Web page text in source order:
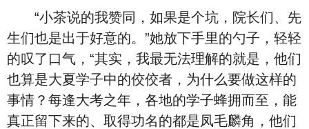
“小茶说的我赞同，如果是个坑，院长们、先
生们也是出于好意的。”她放下手里的勺子，轻轻
的叹了口气，“其实，我最无法理解的就是，他们
也算是大夏学子中的佼佼者，为什么要做这样的
事情？每逢大考之年，各地的学子蜂拥而至，能
真正留下来的、取得功名的都是凤毛麟角，他们